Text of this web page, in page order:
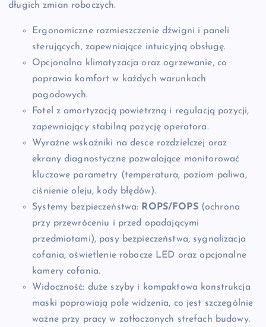
długich zmian roboczych.
Ergonomiczne rozmieszczenie dźwigni i paneli
sterujących, zapewniające intuicyjną obsługę.
Opcjonalna klimatyzacja oraz ogrzewanie, co
poprawia komfort w każdych warunkach
pogodowych.
Fotel z amortyzacją powietrzną i regulacją pozycji,
zapewniający stabilną pozycję operatora.
Wyraźne wskaźniki na desce rozdzielczej oraz
ekrany diagnostyczne pozwalające monitorować
kluczowe parametry (temperatura, poziom paliwa,
ciśnienie oleju, kody błędów).
Systemy bezpieczeństwa: ROPS/FOPS(ochrona
przy przewróceniu i przed opadającymi
przedmiotami), pasy bezpieczeństwa, sygnalizacja
cofania, oświetlenie robocze LED oraz opcjonalne
kamery cofania.
Widoczność: duże szyby i kompaktowa konstrukcja
maski poprawiają pole widzenia, co jest szczególnie
ważne przy pracy w zatłoczonych strefach budowy.